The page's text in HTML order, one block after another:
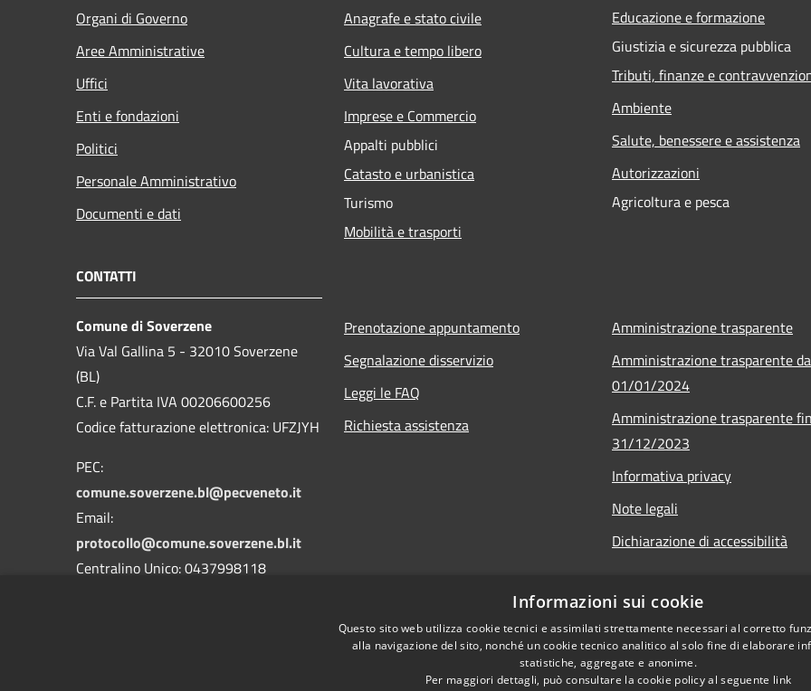
Organi di Governo
Aree Amministrative
Uffici
Enti e fondazioni
Politici
Personale Amministrativo
Documenti e dati
Anagrafe e stato civile
Cultura e tempo libero
Vita lavorativa
Imprese e Commercio
Appalti pubblici
Catasto e urbanistica
Turismo
Mobilità e trasporti
Educazione e formazione
Giustizia e sicurezza pubblica
Tributi, finanze e
Ambiente
Salute, benessere e assistenza
Autorizzazioni
Agricoltura e pesca
CONTATTI
Comune di Soverzene
Via Val Gallina 5 - 32010 Soverzene
(BL)
C.F. e Partita IVA 00206600256
Codice fatturazione elettronica: UFZJYH
PEC:
comune.soverzene.bl@pecveneto.it
Email:
protocollo@comune.soverzene.bl.it
Centralino Unico: 0437998118
Prenotazione appuntamento
Segnalazione disservizio
Leggi le FAQ
Richiesta assistenza
Amministrazione trasparente
Amministrazione trasparente
01/01/2024
Amministrazione trasparente
31/12/2023
Informativa privacy
Note legali
Dichiarazione di accessibilità
Informazioni sui cookie
Questo sito web utilizza cookie tecnici e assimilati strettamente necessari al corretto
alla navigazione del sito, nonché un cookie tecnico analitico al solo fine di elaborare
statistiche, aggregate e anonime.
Per maggiori dettagli, può consultare la cookie policy al seguente link